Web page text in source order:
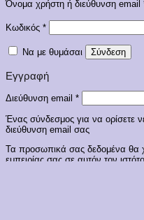
Όνομα χρήστη ή διεύθυνση email
Κωδικός *Απαιτείται
Να με θυμάσαι Σύνδεση
Εγγραφή
Διεύθυνση email *Απαιτείται
Ένας σύνδεσμος για να ορίσετε
διεύθυνση email σας
Τα προσωπικά σας δεδομένα θα
εμπειρίας σας σε αυτόν τον